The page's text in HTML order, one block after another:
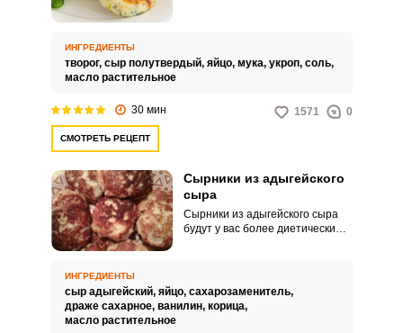
начинкой берем полутвердый
сыр и его добавляем как мелкой
ИНГРЕДИЕНТЫ
творог, сыр полутвердый, яйцо, мука, укроп, соль,
масло растительное
30 мин 1571 0
СМОТРЕТЬ РЕЦЕПТ
Сырники из адыгейского
сыра
Сырники из адыгейского сыра
будут у вас более диетическим
добавлением зелени. В этом
рецепте тесто для сырников
замешиваем на адыгейском
ИНГРЕДИЕНТЫ
сыр адыгейский, яйцо, сахарозаменитель,
драже сахарное, ванилин, корица,
масло растительное